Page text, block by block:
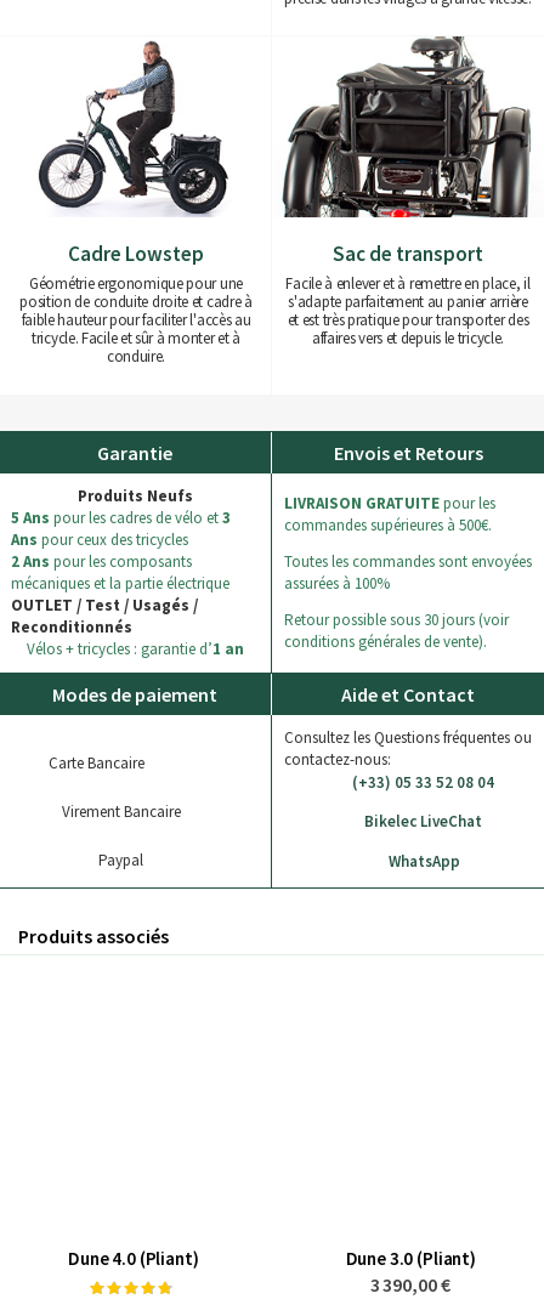
Cadre Lowstep
Géométrie ergonomique pour une
position de conduite droite et cadre à
faible hauteur pour faciliter l'accès au
tricycle. Facile et sûr à monter et à
conduire.
Sac de transport
Facile à enlever et à remettre en place, il
s'adapte parfaitement au panier arrière
et est très pratique pour transporter des
affaires vers et depuis le tricycle.
Garantie
Produits Neufs
5 Ans pour les cadres de vélo et3
Ans pour ceux des tricycles
2 Ans pour les composants
mécaniques et la partie électrique
OUTLET / Test / Usagés /
Reconditionnés
Vélos + tricycles : garantie d’1 an
Envois et Retours
LIVRAISON GRATUITEpour les
commandes supérieures à 500€.
Toutes les commandes sont envoyées
assurées à 100%
Retour possible sous 30 jours (voir
conditions générales de vente).
Modes de paiement
Carte Bancaire
Virement Bancaire
Paypal
Aide et Contact
Consultez les Questions fréquentes ou
contactez-nous:
(+33) 05 33 52 08 04
Bikelec LiveChat
WhatsApp
Produits associés
Dune 4.0 (Pliant)
Notation:
Dune 3.0 (Pliant)
3 390,00 €